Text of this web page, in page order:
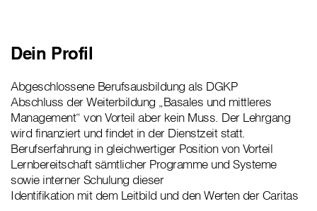
Dein Profil
Abgeschlossene Berufsausbildung als DGKP
Abschluss der Weiterbildung „Basales und mittleres
Management“ von Vorteil aber kein Muss. Der Lehrgang
wird finanziert und findet in der Dienstzeit statt.
Berufserfahrung in gleichwertiger Position von Vorteil
Lernbereitschaft sämtlicher Programme und Systeme
sowie interner Schulung dieser
Identifikation mit dem Leitbild und den Werten der Caritas